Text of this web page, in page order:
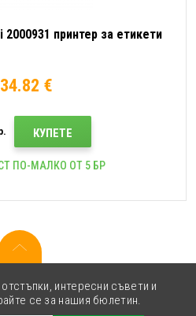
принтер за етикети
€
КУПЕТЕ
ПО-МАЛКО ОТ 5 БР
интересни съвети и
се за нашия бюлетин.